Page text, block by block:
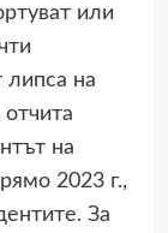
или
липса на
на
2023 г.,
За